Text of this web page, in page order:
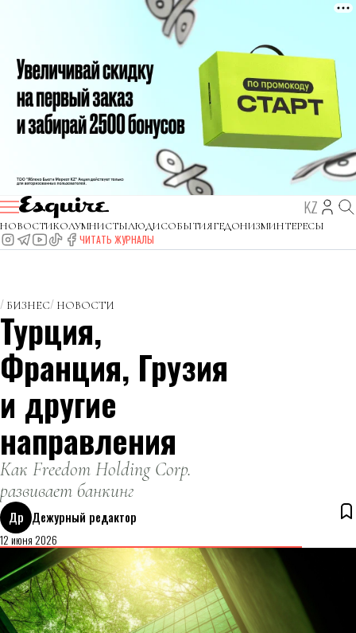
KZ
НОВОСТИКОЛУМНИСТЫЛЮДИСОБЫТИЯГЕДОНИЗМИНТЕРЕСЫ
ЧИТАТЬ ЖУРНАЛЫ
БИЗНЕС НОВОСТИ
Турция,
Франция, Грузия
и другие
направления
Как Freedom Holding Corp.
развивает банкинг
Др Дежурный редактор
12 июня 2026